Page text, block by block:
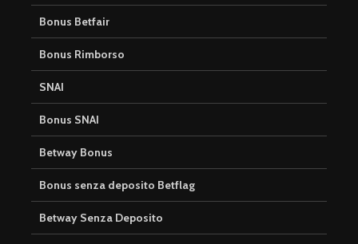
Bonus Betfair
Bonus Rimborso
SNAI
Bonus SNAI
Betway Bonus
Bonus senza deposito Betflag
Betway Senza Deposito